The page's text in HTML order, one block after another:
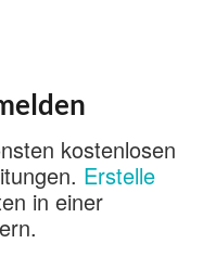
kostenlosen
Erstelle
in einer